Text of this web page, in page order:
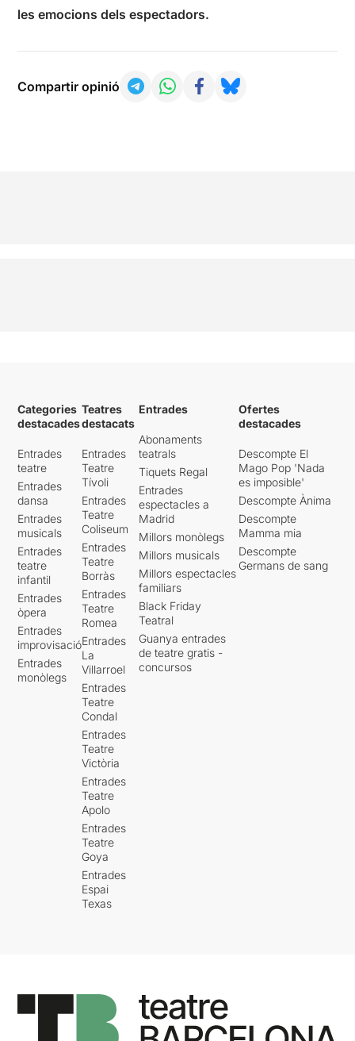
les emocions dels espectadors.
Compartir opinió
Categories
destacades
Entrades
teatre
Entrades
dansa
Entrades
musicals
Entrades
teatre
infantil
Entrades
òpera
Entrades
improvisació
Entrades
monòlegs
Teatres
destacats
Entrades
Teatre
Tívoli
Entrades
Teatre
Coliseum
Entrades
Teatre
Borràs
Entrades
Teatre
Romea
Entrades
La
Villarroel
Entrades
Teatre
Condal
Entrades
Teatre
Victòria
Entrades
Teatre
Apolo
Entrades
Teatre
Goya
Entrades
Espai
Texas
Entrades
Abonaments
teatrals
Tiquets Regal
Entrades
espectacles a
Madrid
Millors monòlegs
Millors musicals
Millors espectacles
familiars
Black Friday
Teatral
Guanya entrades
de teatre gratis -
concursos
Ofertes
destacades
Descompte El
Mago Pop 'Nada
es imposible'
Descompte Ànima
Descompte
Mamma mia
Descompte
Germans de sang